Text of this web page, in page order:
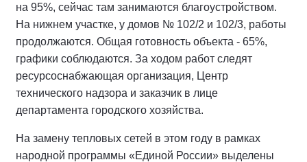
на 95%, сейчас там занимаются благоустройством.
На нижнем участке, у домов № 102/2 и 102/3, работы
продолжаются. Общая готовность объекта - 65%,
графики соблюдаются. За ходом работ следят
ресурсоснабжающая организация, Центр
технического надзора и заказчик в лице
департамента городского хозяйства.
На замену тепловых сетей в этом году в рамках
народной программы «Единой России» выделены